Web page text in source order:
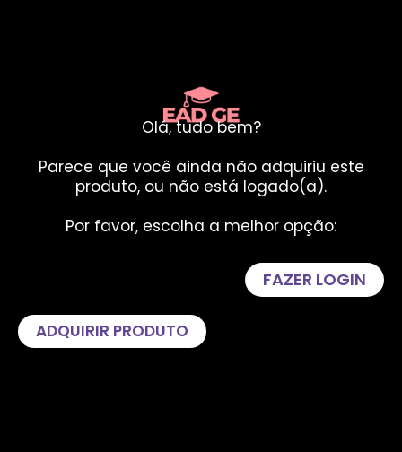
Olá, tudo bem?
Parece que você ainda não adquiriu este
produto, ou não está logado(a).
Por favor, escolha a melhor opção:
FAZER LOGIN
ADQUIRIR PRODUTO